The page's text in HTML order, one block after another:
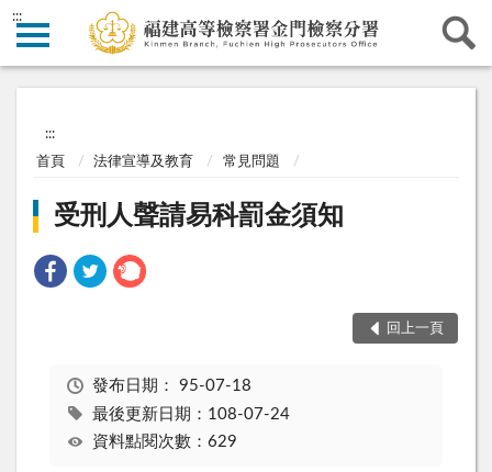
:::
:::
首頁 法律宣導及教育 常見問題
受刑人聲請易科罰金須知
回上一頁
發布日期： 95-07-18
最後更新日期：108-07-24
資料點閱次數：629